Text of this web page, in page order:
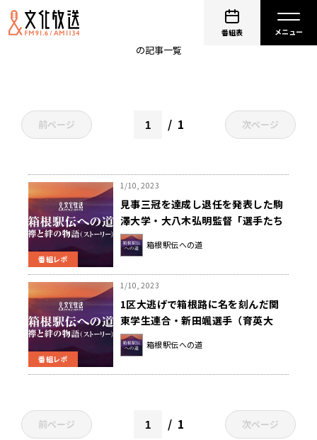
番組表
の記事一覧
前ページ 1 次ページ
番組レポ
1/10, 2023
見事三冠を達成し退任を発表した駒
澤大学・大八木弘明監督「選手たち
は本当に凄いと思った」～箱根駅伝
への道～
箱根駅伝への道
番組レポ
1/10, 2023
1区大逃げで箱根路に名を刻んだ関
東学生連合・新田颯選手（育英大
学）「もう一度箱根に戻るという一
心でやってきた」～箱根駅伝への道
箱根駅伝への道
前ページ 1 次ページ